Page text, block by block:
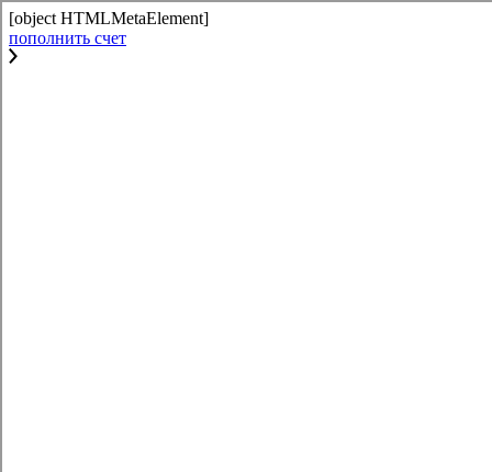
[object HTMLMetaElement]
пополнить счет